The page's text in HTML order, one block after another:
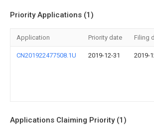
Priority Applications (1)
Application Priority date Filing
CN201922477508.1U 2019-12-31 2019-
Applications Claiming Priority (1)